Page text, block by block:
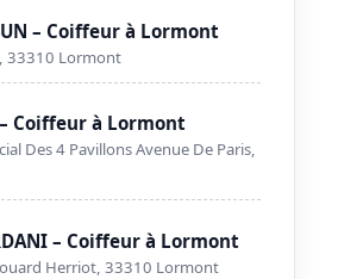
– Coiffeur à Lormont
33310 Lormont
– Coiffeur à Lormont
Des 4 Pavillons Avenue De Paris,
– Coiffeur à Lormont
Herriot, 33310 Lormont